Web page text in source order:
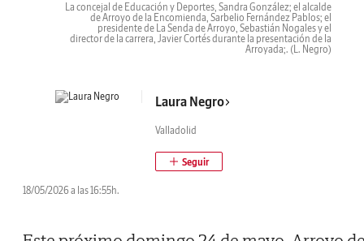
La concejal de Educación y Deportes, Sandra González; el alcalde
de Arroyo de la Encomienda, Sarbelio Fernández Pablos; el
presidente de La Senda de Arroyo, Sebastián Nogales y el
director de la carrera, Javier Cortés durante la presentación de la
Arroyada;. (L. Negro)
Laura Negro
Valladolid
18/05/2026 a las 16:55h.